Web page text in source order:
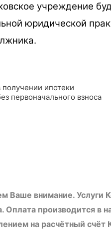
учреждение
юридической
ипотеки
первоначального взноса
Ваше внимание. Услуги
Оплата производится в
на расчётный счёт